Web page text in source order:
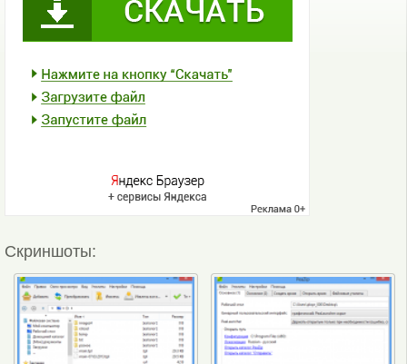
Скриншоты: